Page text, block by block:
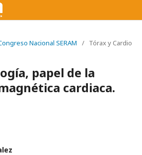
Nacional SERAM
/ Tórax y Cardio
papel de la
cardiaca.